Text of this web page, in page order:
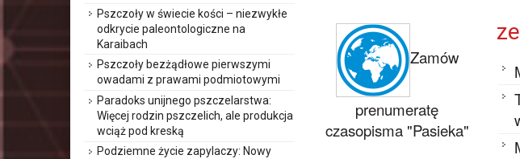
Zamów
prenumeratę
czasopisma "Pasieka"
Pszczoły w świecie kości – niezwykłe
odkrycie paleontologiczne na
Karaibach
Pszczoły bezżądłowe pierwszymi
owadami z prawami podmiotowymi
Paradoks unijnego pszczelarstwa:
Więcej rodzin pszczelich, ale produkcja
wciąż pod kreską
Podziemne życie zapylaczy: Nowy